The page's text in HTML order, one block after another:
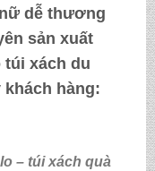
dễ thương
sản xuất
túi xách du
khách hàng:
– túi xách quà